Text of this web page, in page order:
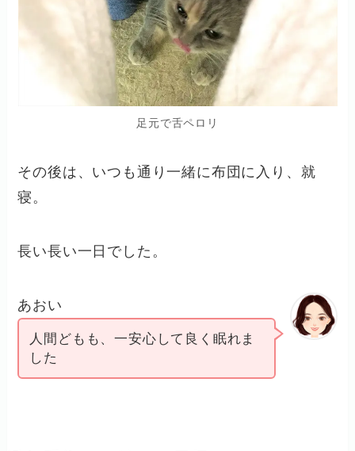
足元で舌ペロリ
その後は、いつも通り一緒に布団に入り、就
寝。
長い長い一日でした。
あおい
人間どもも、一安心して良く眠れま
した